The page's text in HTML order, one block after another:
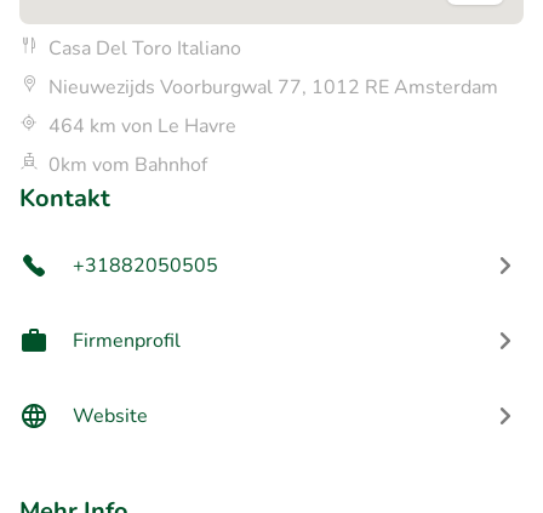
Casa Del Toro Italiano
Nieuwezijds Voorburgwal 77, 1012 RE Amsterdam
464 km von Le Havre
0km vom Bahnhof
Kontakt
+31882050505
Firmenprofil
Website